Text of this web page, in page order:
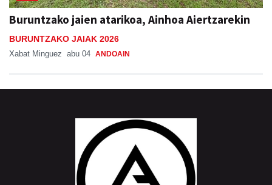
Buruntzako jaien atarikoa, Ainhoa Aiertzarekin
BURUNTZAKO JAIAK 2026
Xabat Minguez abu 04 ANDOAIN